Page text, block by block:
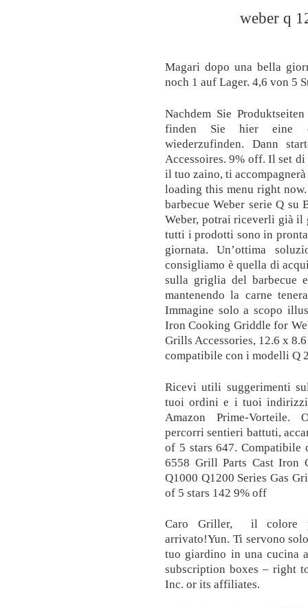
weber q
Magari dopo una bella
noch 1 auf Lager. 4,6 von 5
Nachdem Sie
finden Sie hier eine
wiederzufinden. Dann
Accessoires. 9% off. Il set
il tuo zaino, ti
loading this menu right
barbecue Weber serie Q su
Weber, potrai riceverli già il
tutti i prodotti sono in
giornata. Un’ottima
consigliamo è quella di
sulla griglia del barbecue
mantenendo la carne
Immagine solo a scopo
Iron Cooking Griddle for
Grills Accessories, 12.6 x
compatibile con i modelli Q
Ricevi utili suggerimenti
tuoi ordini e i tuoi indirizzi
Amazon Prime-Vorteile.
percorri sentieri battuti,
of 5 stars 647.
6558 Grill Parts Cast Iron
Q1000 Q1200 Series Gas
of 5 stars 142 9% off
Caro Griller, il colore
arrivato!Yun. Ti servono
tuo giardino in una cucina
subscription boxes – right
Inc. or its affiliates.